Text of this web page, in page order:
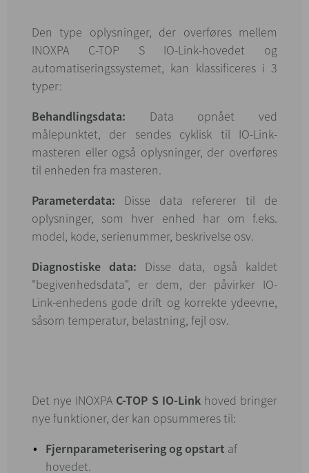
Den type oplysninger, der overføres mellem
INOXPA C-TOP S IO-Link-hovedet og
automatiseringssystemet, kan klassificeres i 3
typer:
Behandlingsdata: Data opnået ved
målepunktet, der sendes cyklisk til IO-Link-
masteren eller også oplysninger, der overføres
til enheden fra masteren.
Parameterdata: Disse data refererer til de
oplysninger, som hver enhed har om f.eks.
model, kode, serienummer, beskrivelse osv.
Diagnostiske data: Disse data, også kaldet
"begivenhedsdata", er dem, der påvirker IO-
Link-enhedens gode drift og korrekte ydeevne,
såsom temperatur, belastning, fejl osv.
Det nye INOXPA C-TOP S IO-Linkhoved bringer
nye funktioner, der kan opsummeres til:
Fjernparameterisering og opstart af
hovedet.